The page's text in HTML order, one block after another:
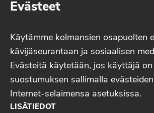
Evästeet
Käytämme kolmansien osapuolten
kävijäseurantaan ja sosiaalisen
Evästeitä käytetään, jos käyttäjä
suostumuksen sallimalla
Internet-selaimensa asetuksissa.
LISÄTIEDOT